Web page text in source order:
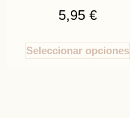
5,95 €
Seleccionar opciones